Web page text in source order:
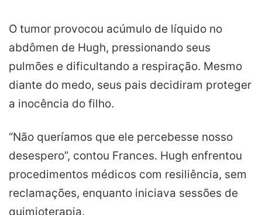
O tumor provocou acúmulo de líquido no
abdômen de Hugh, pressionando seus
pulmões e dificultando a respiração. Mesmo
diante do medo, seus pais decidiram proteger
a inocência do filho.
“Não queríamos que ele percebesse nosso
desespero”, contou Frances. Hugh enfrentou
procedimentos médicos com resiliência, sem
reclamações, enquanto iniciava sessões de
quimioterapia.